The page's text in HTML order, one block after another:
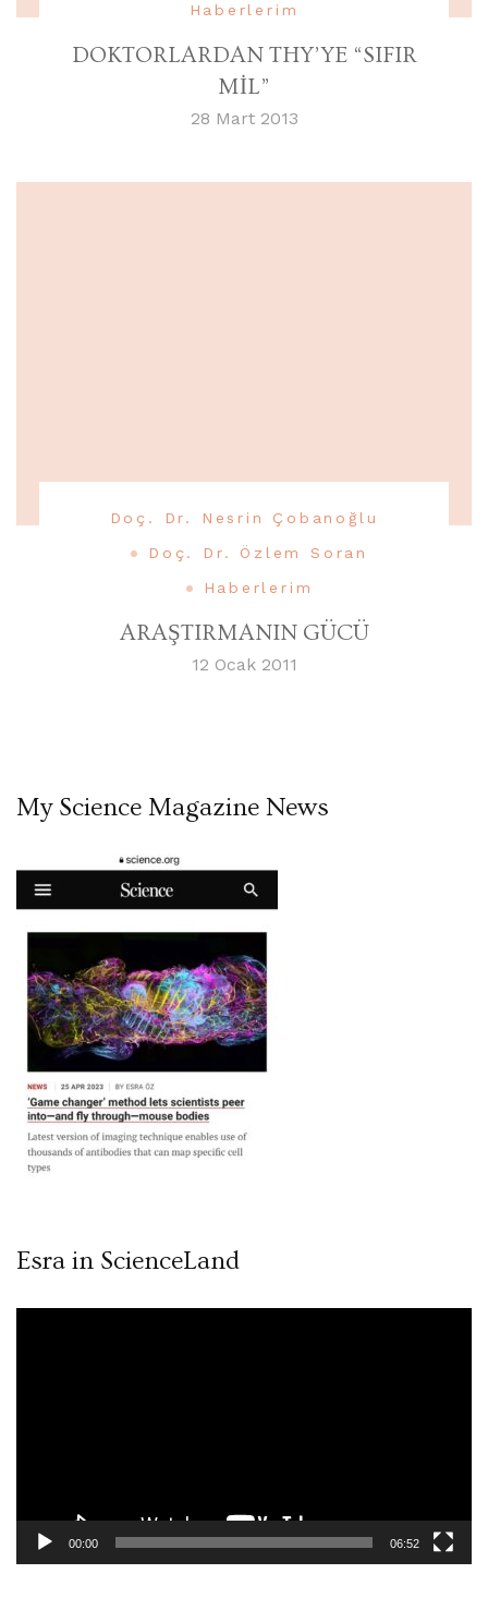
Haberlerim
DOKTORLARDAN THY’YE “SIFIR
MİL”
28 Mart 2013
Doç. Dr. Nesrin Çobanoğlu
Doç. Dr. Özlem Soran
Haberlerim
ARAŞTIRMANIN GÜCÜ
12 Ocak 2011
My Science Magazine News
Esra in ScienceLand
00:00 06:52